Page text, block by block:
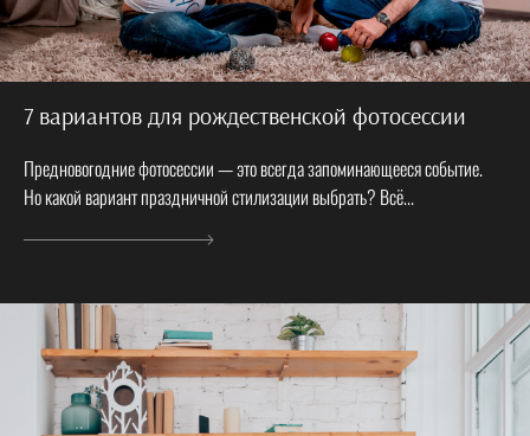
7 вариантов для рождественской фотосессии
Предновогодние фотосессии — это всегда запоминающееся событие.
Но какой вариант праздничной стилизации выбрать? Всё...